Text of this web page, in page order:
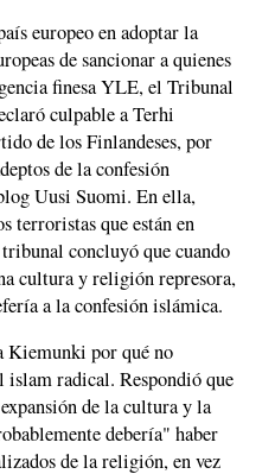
europeo en adoptar la
de sancionar a quienes
finesa YLE, el Tribunal
culpable a Terhi
de los Finlandeses, por
de la confesión
Uusi Suomi. En ella,
terroristas que están en
concluyó que cuando
cultura y religión represora,
a la confesión islámica.
Kiemunki por qué no
radical. Respondió que
de la cultura y la
debería" haber
de la religión, en vez